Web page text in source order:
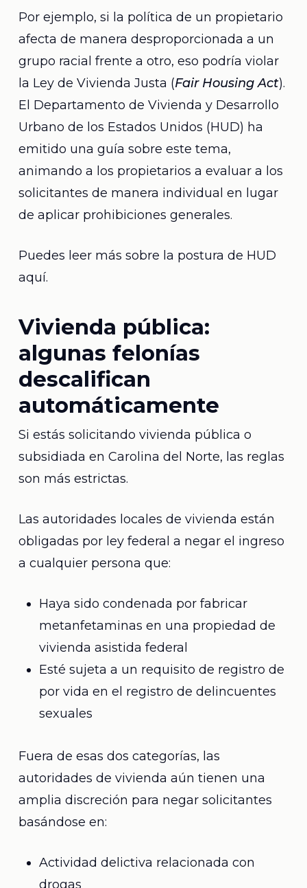
Por ejemplo, si la política de un propietario
afecta de manera desproporcionada a un
grupo racial frente a otro, eso podría violar
la Ley de Vivienda Justa (Fair Housing Act).
El Departamento de Vivienda y Desarrollo
Urbano de los Estados Unidos (HUD) ha
emitido una guía sobre este tema,
animando a los propietarios a evaluar a los
solicitantes de manera individual en lugar
de aplicar prohibiciones generales.
Puedes leer más sobre la postura de HUD
aquí.
Vivienda pública:
algunas felonías
descalifican
automáticamente
Si estás solicitando vivienda pública o
subsidiada en Carolina del Norte, las reglas
son más estrictas.
Las autoridades locales de vivienda están
obligadas por ley federal a negar el ingreso
a cualquier persona que:
Haya sido condenada por fabricar
metanfetaminas en una propiedad de
vivienda asistida federal
Esté sujeta a un requisito de registro de
por vida en el registro de delincuentes
sexuales
Fuera de esas dos categorías, las
autoridades de vivienda aún tienen una
amplia discreción para negar solicitantes
basándose en:
Actividad delictiva relacionada con
drogas